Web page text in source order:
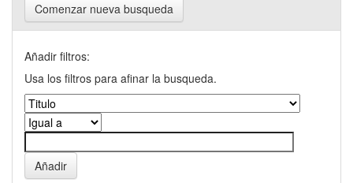
Comenzar nueva busqueda
Añadir filtros:
Usa los filtros para afinar la busqueda.